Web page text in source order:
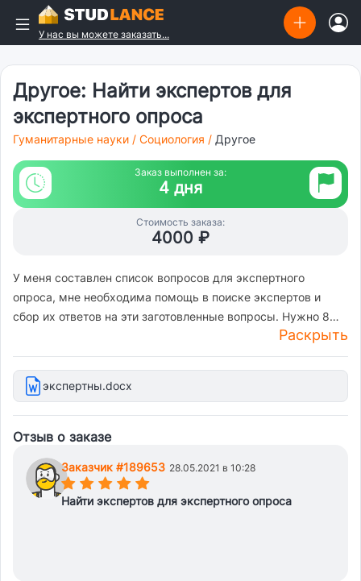
У нас вы можете заказать...
Другое: Найти экспертов для
экспертного опроса
Гуманитарные науки / Социология / Другое
Заказ выполнен за:
4 дня
Стоимость заказа:
4000 ₽
У меня составлен список вопросов для экспертного
опроса, мне необходима помощь в поиске экспертов и
сбор их ответов на эти заготовленные вопросы. Нужно 8
человек (экономист, социолог, юрист, hr-специалист,
работник из центра занятости, работник из центра
карьеры, специалисты по работе с молодежью и т. п).
Эксперты не должны повторяться.
Раскрыть
экспертны.docx
Отзыв о заказе
Заказчик #189653 28.05.2021 в 10:28
(*)(*)(*)(*)(*)
Найти экспертов для экспертного опроса